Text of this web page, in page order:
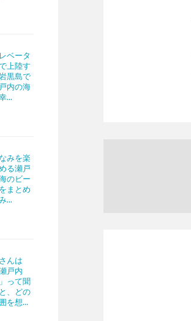
ベータ
上陸す
黒島で
内の海
...
みを楽
る瀬戸
のビー
まとめ
...
んは
瀬戸内
って聞
、どの
を想...